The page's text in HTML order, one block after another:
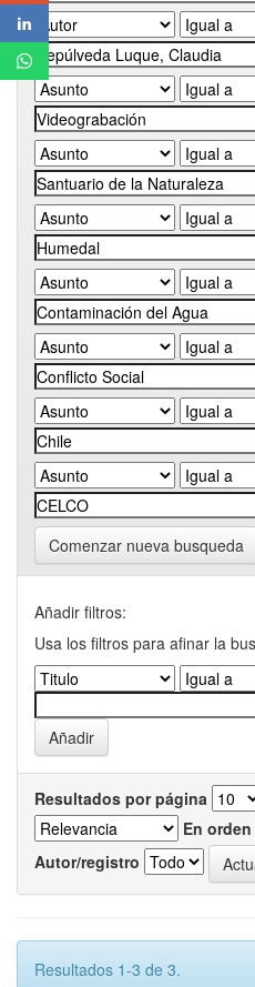
Comenzar nueva busqueda
Añadir filtros:
Usa los filtros para afinar la
Resultados por página
En orden
Autor/registro
Resultados 1-3 de 3.